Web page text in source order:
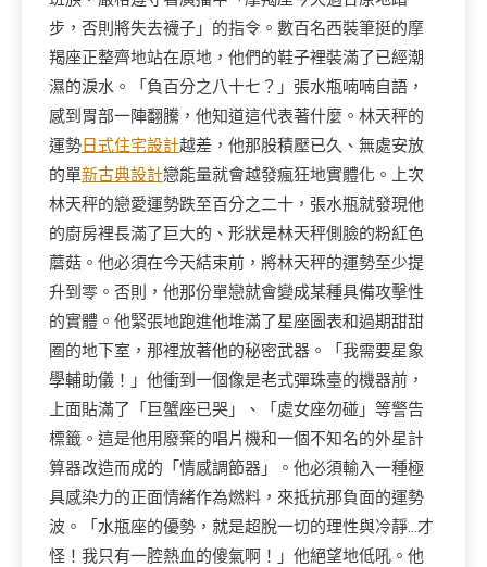
步，否則將失去襪子」的指令。數百名西裝筆挺的摩
羯座正整齊地站在原地，他們的鞋子裡裝滿了已經潮
濕的淚水。「負百分之八十七？」張水瓶喃喃自語，
感到胃部一陣翻騰，他知道這代表著什麼。林天秤的
運勢日式住宅設計越差，他那股積壓已久、無處安放
的單新古典設計戀能量就會越發瘋狂地實體化。上次
林天秤的戀愛運勢跌至百分之二十，張水瓶就發現他
的廚房裡長滿了巨大的、形狀是林天秤側臉的粉紅色
蘑菇。他必須在今天結束前，將林天秤的運勢至少提
升到零。否則，他那份單戀就會變成某種具備攻擊性
的實體。他緊張地跑進他堆滿了星座圖表和過期甜甜
圈的地下室，那裡放著他的秘密武器。「我需要星象
學輔助儀！」他衝到一個像是老式彈珠臺的機器前，
上面貼滿了「巨蟹座已哭」、「處女座勿碰」等警告
標籤。這是他用廢棄的唱片機和一個不知名的外星計
算器改造而成的「情感調節器」。他必須輸入一種極
具感染力的正面情緒作為燃料，來抵抗那負面的運勢
波。「水瓶座的優勢，就是超脫一切的理性與冷靜…才
怪！我只有一腔熱血的傻氣啊！」他絕望地低吼。他